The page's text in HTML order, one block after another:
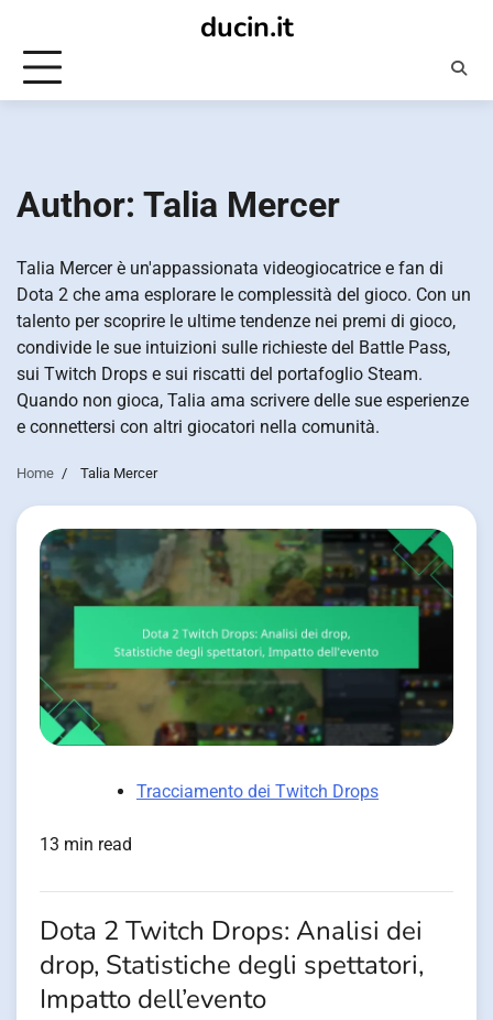
content
ducin.it
Author: Talia Mercer
Talia Mercer è un'appassionata videogiocatrice e fan di
Dota 2 che ama esplorare le complessità del gioco. Con un
talento per scoprire le ultime tendenze nei premi di gioco,
condivide le sue intuizioni sulle richieste del Battle Pass,
sui Twitch Drops e sui riscatti del portafoglio Steam.
Quando non gioca, Talia ama scrivere delle sue esperienze
e connettersi con altri giocatori nella comunità.
Home Talia Mercer
Tracciamento dei Twitch Drops
13 min read
Dota 2 Twitch Drops: Analisi dei
drop, Statistiche degli spettatori,
Impatto dell’evento